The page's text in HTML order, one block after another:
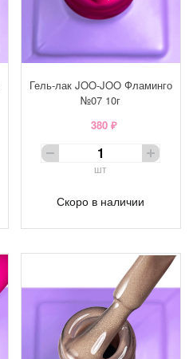
Гель-лак JOO-JOO Фламинго
№07 10г
380 ₽
шт
Скоро в наличии